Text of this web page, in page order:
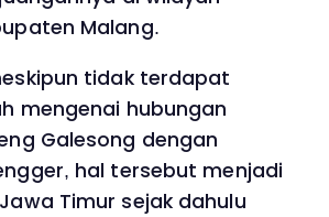
Malang.
tidak terdapat
mengenai hubungan
Galesong dengan
hal tersebut menjadi
Timur sejak dahulu